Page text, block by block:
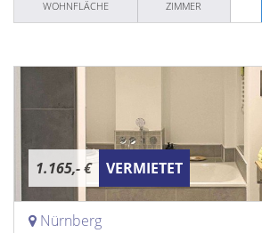
WOHNFLÄCHE
ZIMMER
1.165,- € VERMIETET
Nürnberg